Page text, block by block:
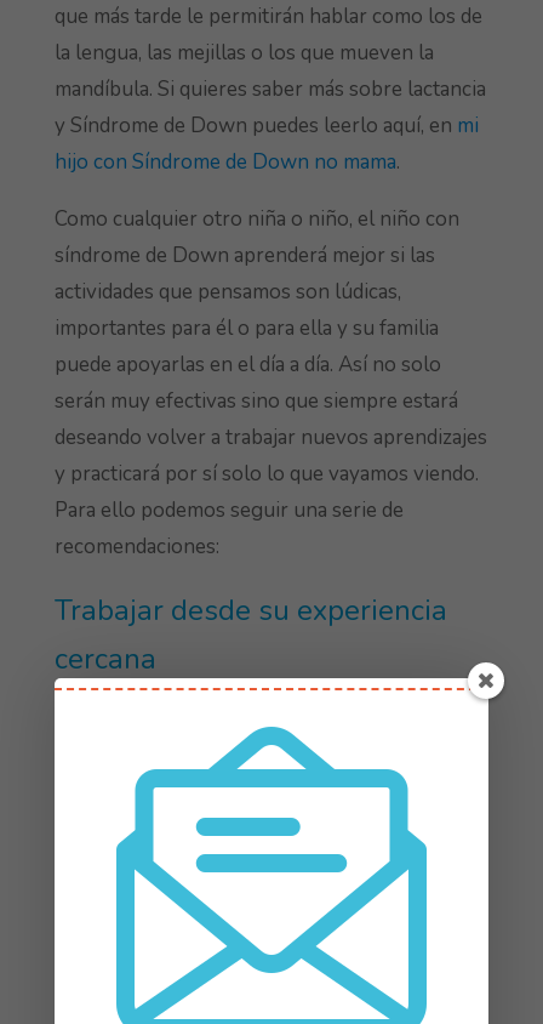
que más tarde le permitirán hablar como los de
la lengua, las mejillas o los que mueven la
mandíbula. Si quieres saber más sobre lactancia
y Síndrome de Down puedes leerlo aquí, en mi
hijo con Síndrome de Down no mama.
Como cualquier otro niña o niño, el niño con
síndrome de Down aprenderá mejor si las
actividades que pensamos son lúdicas,
importantes para él o para ella y su familia
puede apoyarlas en el día a día. Así no solo
serán muy efectivas sino que siempre estará
deseando volver a trabajar nuevos aprendizajes
y practicará por sí solo lo que vayamos viendo.
Para ello podemos seguir una serie de
recomendaciones:
Trabajar desde su experiencia
cercana
es recomendable que se realice en lugares que
sean reales, conocidos y que permitan que la
experiencia pueda repetirse en su día a día. Si
deseamos que el niño o la niña aprenda el
nombre de las partes del cuerpo podemos
comenzar porque se lave su carita y de esta
manera nombrar los ojos, la nariz y la boca. Le
podemos pedir que lave bien sus ojos para que